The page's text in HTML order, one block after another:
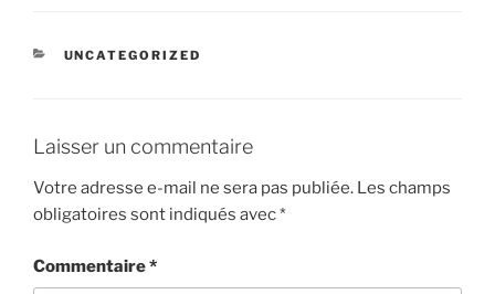
CATÉGORIES
UNCATEGORIZED
Laisser un commentaire
Votre adresse e-mail ne sera pas publiée. Les champs
obligatoires sont indiqués avec*
Commentaire*